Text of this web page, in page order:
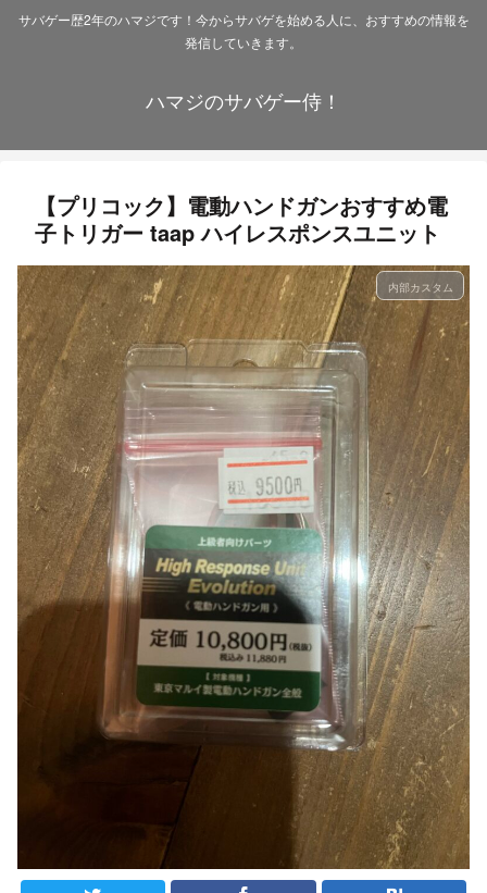
サバゲー歴2年のハマジです！今からサバゲを始める人に、おすすめの情報を
発信していきます。
ハマジのサバゲー侍！
【プリコック】電動ハンドガンおすすめ電
子トリガー taap ハイレスポンスユニット
内部カスタム